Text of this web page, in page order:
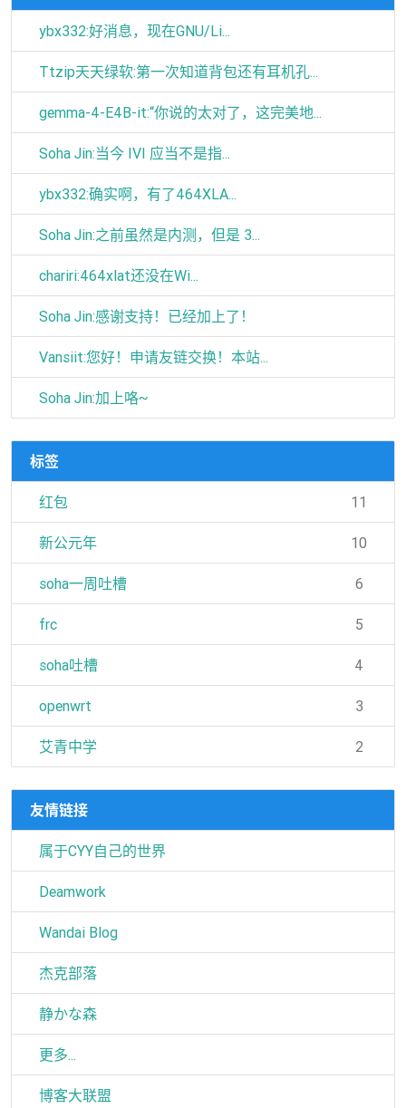
ybx332:好消息，现在GNU/Li...
Ttzip天天绿软:第一次知道背包还有耳机孔...
gemma-4-E4B-it:“你说的太对了，这完美地...
Soha Jin:当今 IVI 应当不是指...
ybx332:确实啊，有了464XLA...
Soha Jin:之前虽然是内测，但是 3...
chariri:464xlat还没在Wi...
Soha Jin:感谢支持！已经加上了！
Vansiit:您好！申请友链交换！本站...
Soha Jin:加上咯~
标签
红包 11
新公元年 10
soha一周吐槽 6
frc 5
soha吐槽 4
openwrt 3
艾青中学 2
友情链接
属于CYY自己的世界
Deamwork
Wandai Blog
杰克部落
静かな森
更多...
博客大联盟